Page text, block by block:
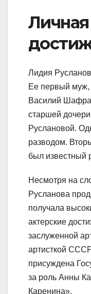
Лидия
Ее первый муж,
Василий
старшей
Руслановой.
разводом.
был известный
Несмотря на
Русланова
получала
актерские
заслуженной
артисткой
присуждена
за роль Анны
Каренина».